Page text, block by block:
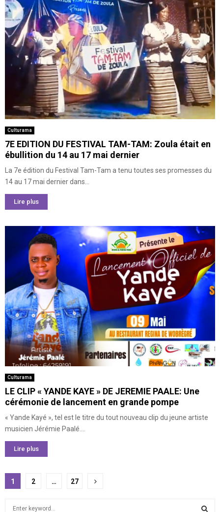
Culturama
7E EDITION DU FESTIVAL TAM-TAM: Zoula était en
ébullition du 14 au 17 mai dernier
La 7e édition du Festival Tam-Tam a tenu toutes ses promesses du
14 au 17 mai dernier dans...
Lire plus
Culturama
LE CLIP « YANDE KAYE » DE JEREMIE PAALE: Une
cérémonie de lancement en grande pompe
« Yande Kayé », tel est le titre du tout nouveau clip du jeune artiste
musicien Jérémie Paalé....
Lire plus
Pagination
1 2 … 27